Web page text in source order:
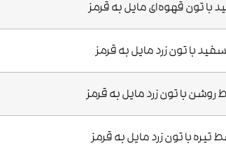
با تون قهوه‌ای مایل به قرمز
با تون زرد مایل به قرمز
با تون زرد مایل به قرمز
با تون زرد مایل به قرمز